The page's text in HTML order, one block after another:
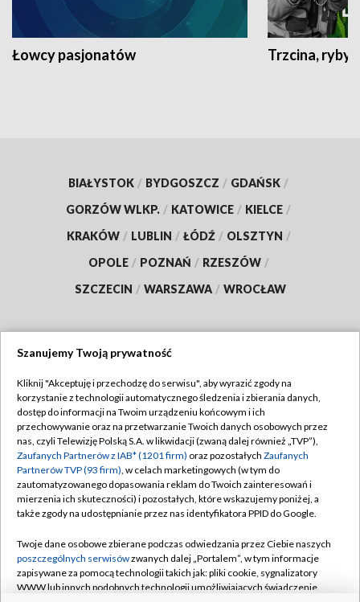
Łowcy pasjonatów Trzcina, ryby
BIAŁYSTOK / BYDGOSZCZ / GDAŃSK /
GORZÓW WLKP. / KATOWICE / KIELCE /
KRAKÓW / LUBLIN / ŁÓDŹ / OLSZTYN /
OPOLE / POZNAŃ / RZESZÓW /
SZCZECIN / WARSZAWA / WROCŁAW
TVP
Abonament TVP
Emisja w TVP
Centrum informacji TVP
Naziemna Telewizja Cyfrowa
Rada Programowa
System NOS
Regulamin TVP
Polityka prywatności
Moje zgody
Pomoc
Kontakt
Szanujemy Twoją prywatność
Kliknij "Akceptuję i przechodzę do serwisu", aby wyrazić zgody na
korzystanie z technologii automatycznego śledzenia i zbierania danych,
dostęp do informacji na Twoim urządzeniu końcowym i ich
przechowywanie oraz na przetwarzanie Twoich danych osobowych przez
nas, czyli Telewizję Polską S.A. w likwidacji (zwaną dalej również „TVP”),
Zaufanych Partnerów z IAB* (1201 firm) oraz pozostałych Zaufanych
Partnerów TVP (93 firm), w celach marketingowych (w tym do
zautomatyzowanego dopasowania reklam do Twoich zainteresowań i
mierzenia ich skuteczności) i pozostałych, które wskazujemy poniżej, a
także zgody na udostępnianie przez nas identyfikatora PPID do Google.
Twoje dane osobowe zbierane podczas odwiedzania przez Ciebie naszych
poszczególnych serwisówzwanych dalej „Portalem”, w tym informacje
zapisywane za pomocą technologii takich jak: pliki cookie, sygnalizatory
WWW lub innych podobnych technologii umożliwiających świadczenie